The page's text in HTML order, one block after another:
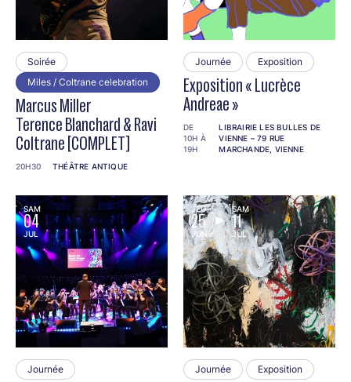
Soirée
Miles / Coltrane celebration
Marcus Miller
Terence Blanchard & Ravi
Coltrane [COMPLET]
20H30 THÉÂTRE ANTIQUE
Journée Exposition
Exposition « Lucrèce
Andreae »
DE
10H À
19H
LIBRAIRIE LES BULLES DE
VIENNE – 79 RUE
MARCHANDE, VIENNE
SAM
04
JUL
Journée
JEU
25
JUN
SAM
11
JUL
Journée Exposition